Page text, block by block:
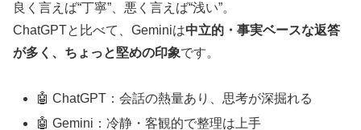
良く言えば“丁寧”、悪く言えば“浅い”。
ChatGPTと比べて、Geminiは中立的・事実ベースな返答
が多く、ちょっと堅めの印象です。
🤖 ChatGPT：会話の熱量あり、思考が深掘れる
🤖 Gemini：冷静・客観的で整理は上手